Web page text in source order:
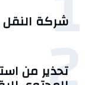
شركة
تحذير من